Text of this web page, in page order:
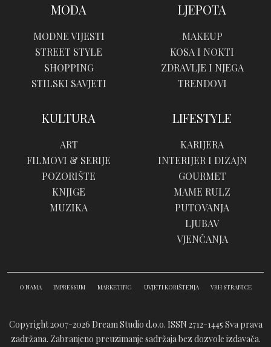
MODA
MODNE VIJESTI
STREET STYLE
SHOPPING
STILSKI SAVJETI
LJEPOTA
MAKEUP
KOSA I NOKTI
ZDRAVLJE I NJEGA
TRENDOVI
KULTURA
ART
FILMOVI & SERIJE
POZORIŠTE
KNJIGE
MUZIKA
LIFESTYLE
KARIJERA
INTERIJER I DIZAJN
GOURMET
MAME RULZ
PUTOVANJA
LJUBAV
VJENČANJA
O NAMA IMPRESSUM MARKETING UVJETI KORIŠTENJA VRH STRANICE
Copyright 2007-2026 Dream Studio d.o.o. ISSN 2712-1445 Sva prava
zadržana. Zabranjeno preuzimanje sadržaja bez dozvole izdavača.